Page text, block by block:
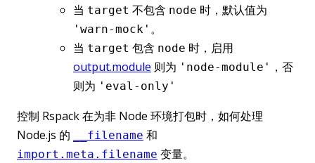
当 target 不包含 node 时，默认值为
'warn-mock' 。
当 target 包含 node 时，启用
output.module 则为 'node-module' ，否
则为 'eval-only'
控制 Rspack 在为非 Node 环境打包时，如何处理
Node.js 的
__filename 和
import.meta.filename 变量。